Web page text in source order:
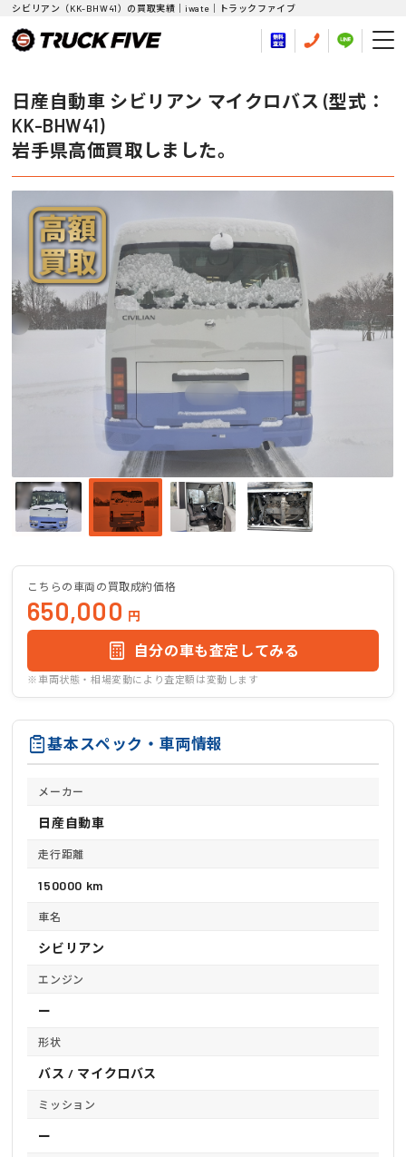
シビリアン（KK-BHW41）の買取実績｜iwate｜トラックファイブ
日産自動車 シビリアン マイクロバス (型式：
KK-BHW41)
岩手県高価買取しました。
こちらの車両の買取成約価格
650,000 円
自分の車も査定してみる
※車両状態・相場変動により査定額は変動します
基本スペック・車両情報
メーカー
日産自動車
走行距離
150000 km
車名
シビリアン
エンジン
ー
形状
バス / マイクロバス
ミッション
ー